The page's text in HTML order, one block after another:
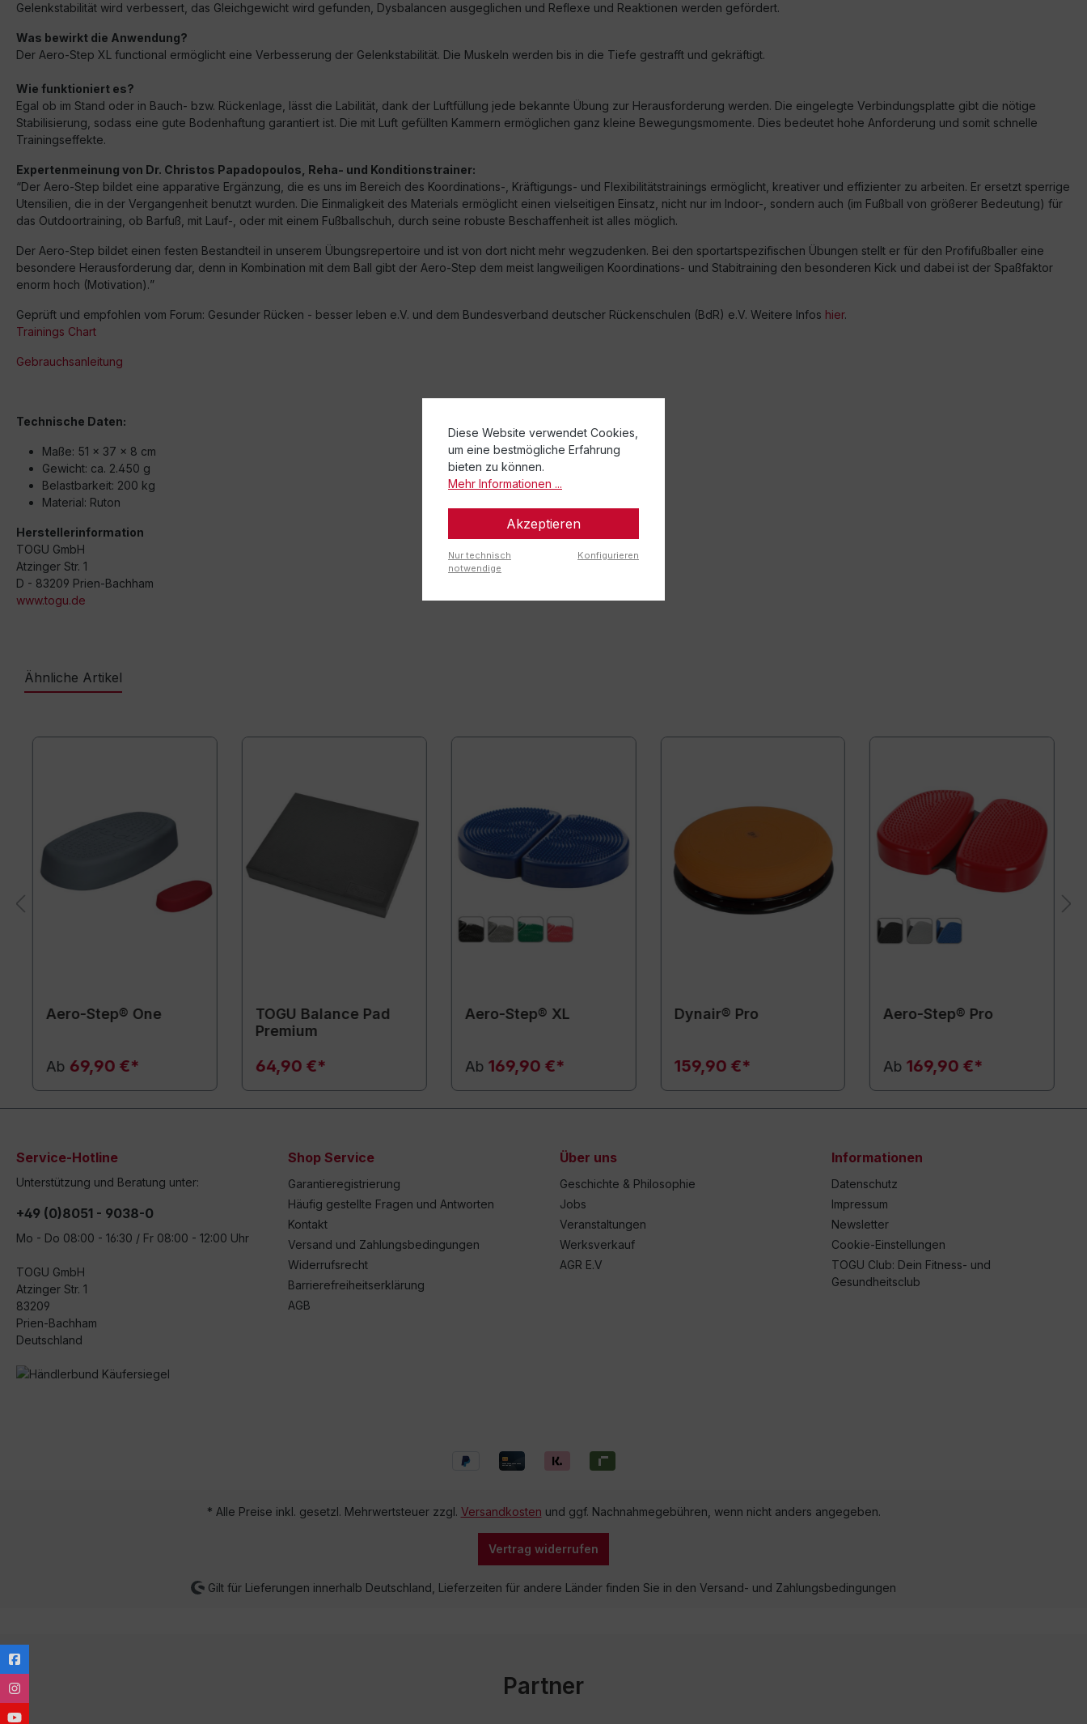
Gelenkstabilität wird verbessert, das Gleichgewicht wird gefunden, Dysbalancen ausgeglichen und Reflexe und Reaktionen werden gefördert.
Was bewirkt die Anwendung?
Der Aero-Step XL functional ermöglicht eine Verbesserung der Gelenkstabilität. Die Muskeln werden bis in die Tiefe gestrafft und gekräftigt.
Wie funktioniert es?
Egal ob im Stand oder in Bauch- bzw. Rückenlage, lässt die Labilität, dank der Luftfüllung jede bekannte Übung zur Herausforderung werden. Die eingelegte Verbindungsplatte gibt die nötige
Stabilisierung, sodass eine gute Bodenhaftung garantiert ist. Die mit Luft gefüllten Kammern ermöglichen ganz kleine Bewegungsmomente. Dies bedeutet hohe Anforderung und somit schnelle
Trainingseffekte.
Expertenmeinung von Dr. Christos Papadopoulos, Reha- und Konditionstrainer:
“Der Aero-Step bildet eine apparative Ergänzung, die es uns im Bereich des Koordinations-, Kräftigungs- und Flexibilitätstrainings ermöglicht, kreativer und effizienter zu arbeiten. Er ersetzt sperrige
Utensilien, die in der Vergangenheit benutzt wurden. Die Einmaligkeit des Materials ermöglicht einen vielseitigen Einsatz, nicht nur im Indoor-, sondern auch (im Fußball von größerer Bedeutung) für
das Outdoortraining, ob Barfuß, mit Lauf-, oder mit einem Fußballschuh, durch seine robuste Beschaffenheit ist alles möglich.
Der Aero-Step bildet einen festen Bestandteil in unserem Übungsrepertoire und ist von dort nicht mehr wegzudenken. Bei den sportartspezifischen Übungen stellt er für den Profifußballer eine
besondere Herausforderung dar, denn in Kombination mit dem Ball gibt der Aero-Step dem meist langweiligen Koordinations- und Stabitraining den besonderen Kick und dabei ist der Spaßfaktor
enorm hoch (Motivation).”
Geprüft und empfohlen vom Forum: Gesunder Rücken - besser leben e.V. und dem Bundesverband deutscher Rückenschulen (BdR) e.V. Weitere Infos hier.
Trainings Chart
Gebrauchsanleitung
Technische Daten:
Maße: 51 x 37 x 8 cm
Gewicht: ca. 2.450 g
Belastbarkeit: 200 kg
Material: Ruton
Herstellerinformation
TOGU GmbH
Atzinger Str. 1
D - 83209 Prien-Bachham
www.togu.de
Ähnliche Artikel
Aero-Step® One
Ab 69,90 €*
TOGU Balance Pad
Premium
64,90 €*
Aero-Step® XL
Ab 169,90 €*
Dynair® Pro
159,90 €*
Aero-Step® Pro
Ab169,90 €*
Service-Hotline
Unterstützung und Beratung unter:
+49 (0)8051 - 9038-0
Mo - Do 08:00 - 16:30 / Fr 08:00 - 12:00 Uhr
TOGU GmbH
Atzinger Str. 1
83209
Prien-Bachham
Deutschland
Shop Service
Garantieregistrierung
Häufig gestellte Fragen und Antworten
Kontakt
Versand und Zahlungsbedingungen
Widerrufsrecht
Barrierefreiheitserklärung
AGB
Über uns
Geschichte & Philosophie
Jobs
Veranstaltungen
Werksverkauf
AGR E.V
Informationen
Datenschutz
Impressum
Newsletter
Cookie-Einstellungen
TOGU Club: Dein Fitness- und
Gesundheitsclub
* Alle Preise inkl. gesetzl. Mehrwertsteuer zzgl. Versandkosten und ggf. Nachnahmegebühren, wenn nicht anders angegeben.
Vertrag widerrufen
Gilt für Lieferungen innerhalb Deutschland, Lieferzeiten für andere Länder finden Sie in den Versand- und Zahlungsbedingungen
Partner
Diese Website verwendet Cookies,
um eine bestmögliche Erfahrung
bieten zu können.
Mehr Informationen ...
Akzeptieren
Nur technisch
notwendige
Konfigurieren